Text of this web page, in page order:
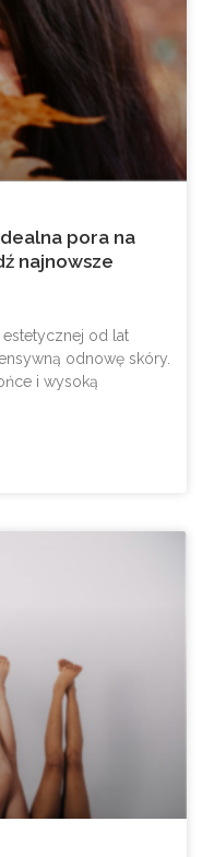
pora na
najnowsze
od lat
odnowę skóry.
i wysoką